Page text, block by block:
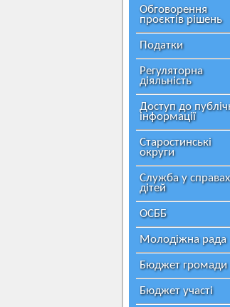
Обговорення
проєктів рішень
Податки
Регуляторна
діяльність
Доступ до
інформації
Старостинські
округи
Служба у справах
дітей
ОСББ
Молодіжна рада
Бюджет громади
Бюджет участі